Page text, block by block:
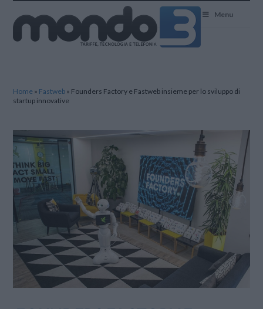
Menu
Home » Fastweb » Founders Factory e Fastweb insieme per lo sviluppo di
startup innovative